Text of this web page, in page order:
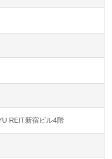
REIT新宿ビル4階